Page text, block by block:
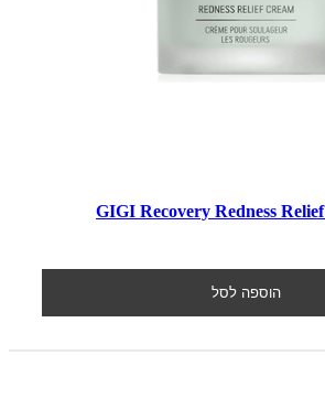
להקלה באדמומיות GIGI Recovery Redness Relief
הוספה לסל